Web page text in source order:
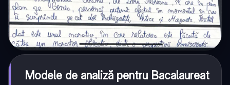
Modele de analiză pentru Bacalaureat